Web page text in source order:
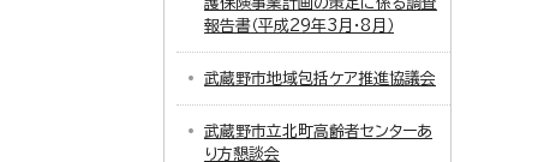
報告書（平成29年3月・8月）
武蔵野市地域包括ケア推進協議会
武蔵野市立北町高齢者センターあ
り方懇談会